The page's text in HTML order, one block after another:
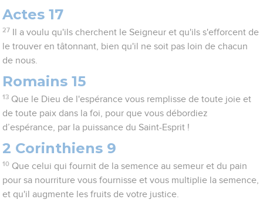
Actes 17
27
Il a voulu qu'ils cherchent le Seigneur et qu'ils s'efforcent de
le trouver en tâtonnant, bien qu'il ne soit pas loin de chacun
de nous.
Romains 15
13 Que le Dieu de l'espérance vous remplisse de toute joie et
de toute paix dans la foi, pour que vous débordiez
d’espérance, par la puissance du Saint-Esprit !
2 Corinthiens 9
10 Que celui qui fournit de la semence au semeur et du pain
pour sa nourriture vous fournisse et vous multiplie la semence,
et qu'il augmente les fruits de votre justice.